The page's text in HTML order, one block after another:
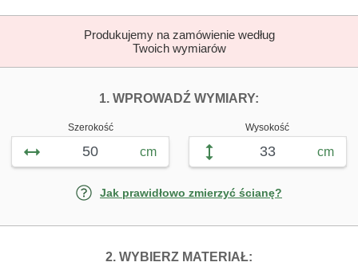
Produkujemy na zamówienie według
Twoich wymiarów
1. WPROWADŹ WYMIARY:
Szerokość
cm
Wysokość
cm
Jak prawidłowo zmierzyć ścianę?
2. WYBIERZ MATERIAŁ: